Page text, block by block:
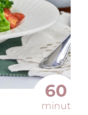
60
minut